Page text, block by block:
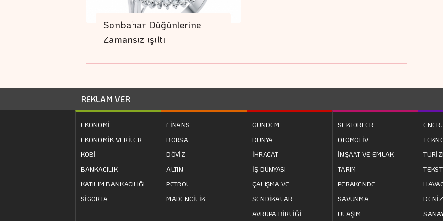
Sonbahar Düğünlerine
Zamansız ışıltı
REKLAM VER
EKONOMİ
EKONOMİK VERİLER
KOBİ
BANKACILIK
KATILIM BANKACILIĞI
SİGORTA
FİNANS
BORSA
DÖVİZ
ALTIN
PETROL
MADENCİLİK
GÜNDEM
DÜNYA
İHRACAT
İŞ DÜNYASI
ÇALIŞMA VE
SENDİKALAR
AVRUPA BİRLİĞİ
SEKTÖRLER
OTOMOTİV
İNŞAAT VE EMLAK
TARIM
PERAKENDE
SAVUNMA
ULAŞIM